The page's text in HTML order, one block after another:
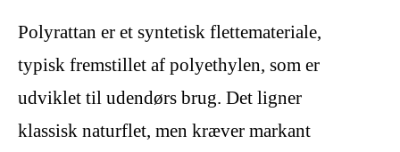
Polyrattan er et syntetisk flettemateriale,
typisk fremstillet af polyethylen, som er
udviklet til udendørs brug. Det ligner
klassisk naturflet, men kræver markant